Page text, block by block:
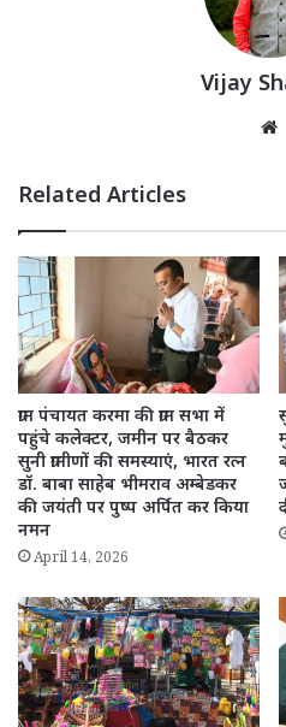
Vijay
Related Articles
ग्राम पंचायत करमा की ग्राम सभा में
पहुंचे कलेक्टर, जमीन पर बैठकर
सुनी ग्रामीणों की समस्याएं, भारत रत्न
डॉ. बाबा साहेब भीमराव अम्बेडकर
की जयंती पर पुष्प अर्पित कर किया
नमन
April 14, 2026